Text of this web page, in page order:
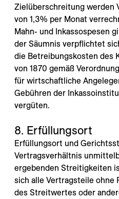
Zielüberschreitung werden
von 1,3% per Monat
Mahn- und Inkassospesen
der Säumnis verpflichtet
die Betreibungskosten des
von 1870 gemäß
für wirtschaftliche
Gebühren der
vergüten.
8. Erfüllungsort
Erfüllungsort und
Vertragsverhältnis
ergebenden Streitigkeiten
sich alle Vertragsteile ohne
des Streitwertes oder